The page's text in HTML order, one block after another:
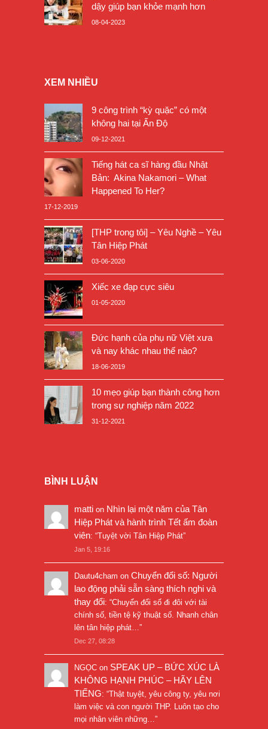
dậy giúp bạn khỏe mạnh hơn
08-04-2023
XEM NHIỀU
9 công trình “kỳ quặc” có một
không hai tại Ấn Độ
09-12-2021
Tiếng hát ca sĩ hàng đầu Nhật
Bản: Akina Nakamori – What
Happened To Her?
17-12-2019
[THP trong tôi] – Yêu Nghề – Yêu
Tân Hiệp Phát
03-06-2020
Xiếc xe đạp cực siêu
01-05-2020
Đức hạnh của phụ nữ Việt xưa
và nay khác nhau thế nào?
18-06-2019
10 mẹo giúp bạn thành công hơn
trong sự nghiệp năm 2022
31-12-2021
BÌNH LUẬN
matti on Nhìn lại một năm của Tân
Hiệp Phát và hành trình Tết ấm đoàn
viên: “Tuyệt vời Tân Hiệp Phát”
Jan 5, 19:16
Dautu4cham on Chuyển đổi số: Người
lao động phải sẵn sàng thích nghi và
thay đổi: “Chuyển đổi số đi đôi với tài
chính số, tiền tệ kỹ thuật số. Nhanh chân
lên tân hiệp phát…”
Dec 27, 08:28
NGỌC on SPEAK UP – BỨC XÚC LÀ
KHÔNG HẠNH PHÚC – HÃY LÊN
TIẾNG: “Thật tuyệt, yêu công ty, yêu nơi
làm việc và con người THP. Luôn tạo cho
mọi nhân viên những…”